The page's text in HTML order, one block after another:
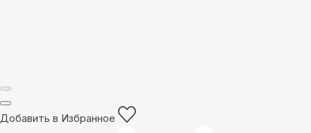
Добавить в Избранное